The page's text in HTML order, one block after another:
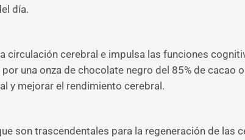
día.
circulación cerebral e impulsa las funciones
una onza de chocolate negro del 85% de cacao
y mejorar el rendimiento cerebral.
son trascendentales para la regeneración de las